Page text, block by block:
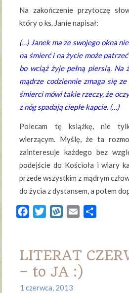
Na zakończenie przytoczę
który o ks. Janie napisał:
(…) Janek ma ze swojego okna
na śmierć i na życie może
bo wciąż żyje pełną piersią. Na
mądrze codziennie zmaga się
śmierci mówi takie rzeczy, że
z nóg spadają ciepłe kapcie. (…)
Polecam tę książkę, nie
wierzącym. Myślę, że ta
zainteresuje każdego bez
podejście do Kościoła i wiary
przede wszystkim z mądrym
do życia z dystansem, a potem
FacebookTwitterWykopEmail
LITERAT
– to JA :)
1 czerwca, 2013